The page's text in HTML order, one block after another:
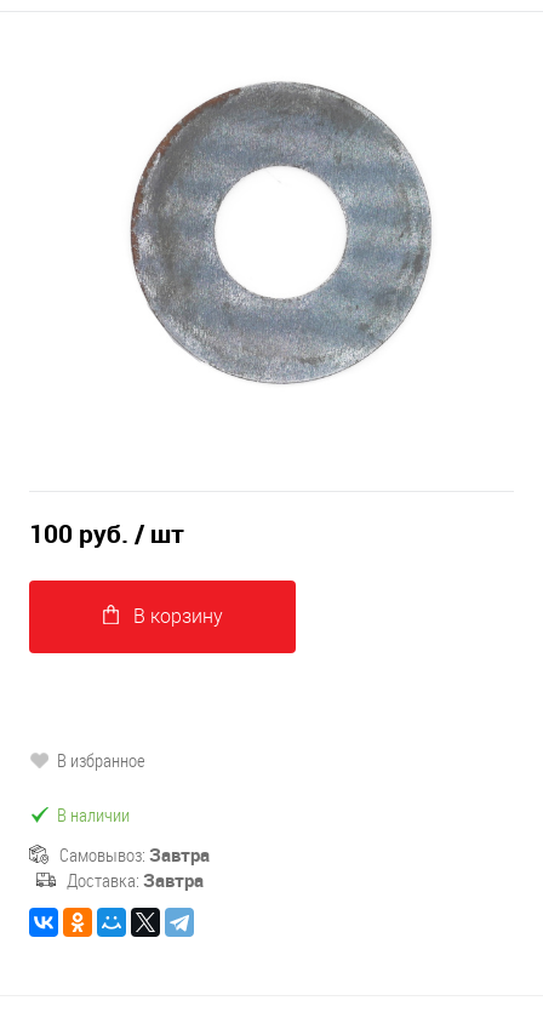
100 руб. / шт
В корзину
В избранное
В наличии
Самовывоз: Завтра
Доставка: Завтра